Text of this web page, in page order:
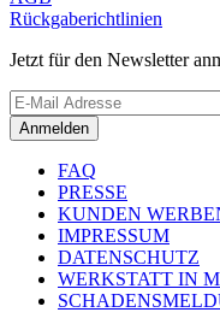
Rückgaberichtlinien
Jetzt für den Newsletter
Anmelden
FAQ
PRESSE
KUNDEN
IMPRESSUM
DATENSCHUTZ
WERKSTATT IN